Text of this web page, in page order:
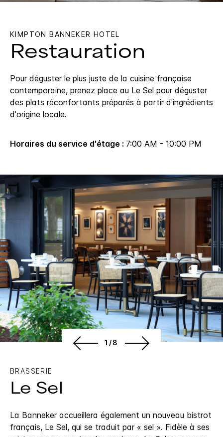
KIMPTON BANNEKER HOTEL
Restauration
Pour déguster le plus juste de la cuisine française
contemporaine, prenez place au Le Sel pour déguster
des plats réconfortants préparés à partir d'ingrédients
d'origine locale.
Horaires du service d'étage : 7:00 AM - 10:00 PM
1/8
BRASSERIE
Le Sel
La Banneker accueillera également un nouveau bistrot
français, Le Sel, qui se traduit par « sel ». Fidèle à ses